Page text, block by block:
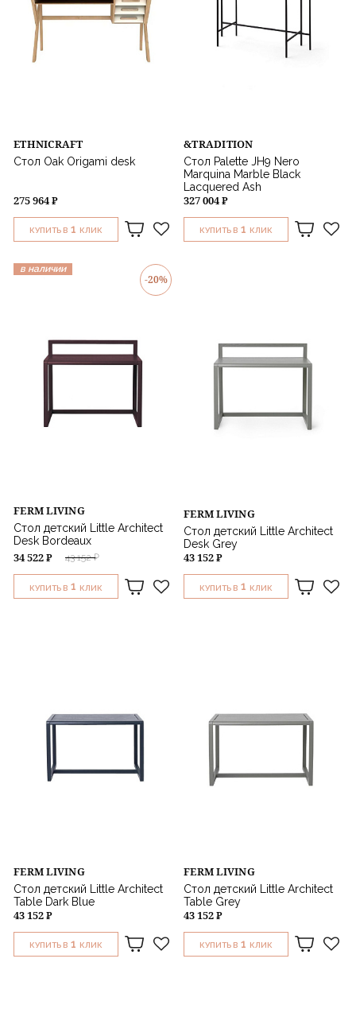
ETHNICRAFT
Стол Oak Origami desk
275 964 ₽
КУПИТЬ В 1 КЛИК
&TRADITION
Стол Palette JH9 Nero
Marquina Marble Black
Lacquered Ash
327 004 ₽
КУПИТЬ В 1 КЛИК
в наличии
-20%
FERM LIVING
Стол детский Little Architect
Desk Bordeaux
43 152 ₽
34 522 ₽
КУПИТЬ В 1 КЛИК
FERM LIVING
Стол детский Little Architect
Desk Grey
43 152 ₽
КУПИТЬ В 1 КЛИК
FERM LIVING
Стол детский Little Architect
Table Dark Blue
43 152 ₽
КУПИТЬ В 1 КЛИК
FERM LIVING
Стол детский Little Architect
Table Grey
43 152 ₽
КУПИТЬ В 1 КЛИК